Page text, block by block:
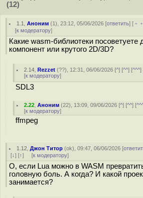
(12)
1.1 ,Аноним (1), 23:12, 05/06/2026 [ответить] [
[к модератору]
Какие wasm-библиотеки посоветуете
компонент или крутого 2D/3D?
2.14 ,Rezzet (??), 12:31, 06/06/2026 [^] [^^] [^^^]
[к модератору]
SDL3
2.22 ,Аноним (22), 13:09, 09/06/2026 [^] [^^] [
[к модератору]
ffmpeg
1.12 ,Джон Титор (ok), 09:47, 06/06/2026 [
[↓] [↑] [к модератору]
О, если Lua можно в WASM
головную боль. А когда? И какой
занимается?